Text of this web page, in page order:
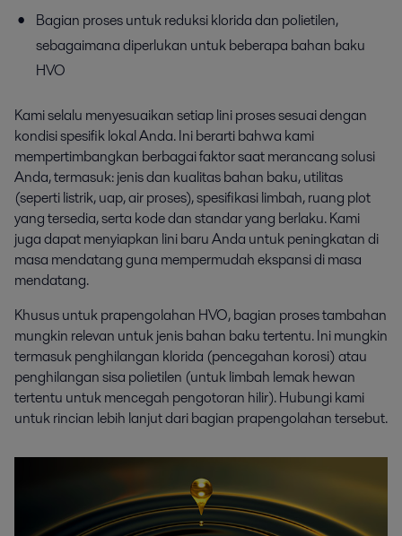
Bagian proses untuk reduksi klorida dan polietilen,
sebagaimana diperlukan untuk beberapa bahan baku
HVO
Kami selalu menyesuaikan setiap lini proses sesuai dengan
kondisi spesifik lokal Anda. Ini berarti bahwa kami
mempertimbangkan berbagai faktor saat merancang solusi
Anda, termasuk: jenis dan kualitas bahan baku, utilitas
(seperti listrik, uap, air proses), spesifikasi limbah, ruang plot
yang tersedia, serta kode dan standar yang berlaku. Kami
juga dapat menyiapkan lini baru Anda untuk peningkatan di
masa mendatang guna mempermudah ekspansi di masa
mendatang.
Khusus untuk prapengolahan HVO, bagian proses tambahan
mungkin relevan untuk jenis bahan baku tertentu. Ini mungkin
termasuk penghilangan klorida (pencegahan korosi) atau
penghilangan sisa polietilen (untuk limbah lemak hewan
tertentu untuk mencegah pengotoran hilir). Hubungi kami
untuk rincian lebih lanjut dari bagian prapengolahan tersebut.